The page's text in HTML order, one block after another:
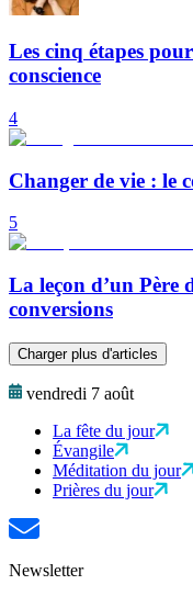
Les cinq étapes
conscience
4
Changer de vie : le
5
La leçon d’un Père
conversions
Charger plus d'articles
vendredi 7 août
La fête du jour
Évangile
Méditation du jour
Prières du jour
Newsletter